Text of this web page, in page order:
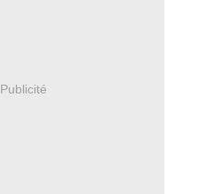
Publicité